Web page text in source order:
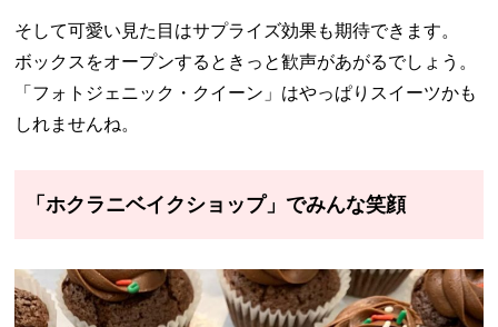
そして可愛い見た目はサプライズ効果も期待できます。
ボックスをオープンするときっと歓声があがるでしょう。
「フォトジェニック・クイーン」はやっぱりスイーツかも
しれませんね。
「ホクラニベイクショップ」でみんな笑顔